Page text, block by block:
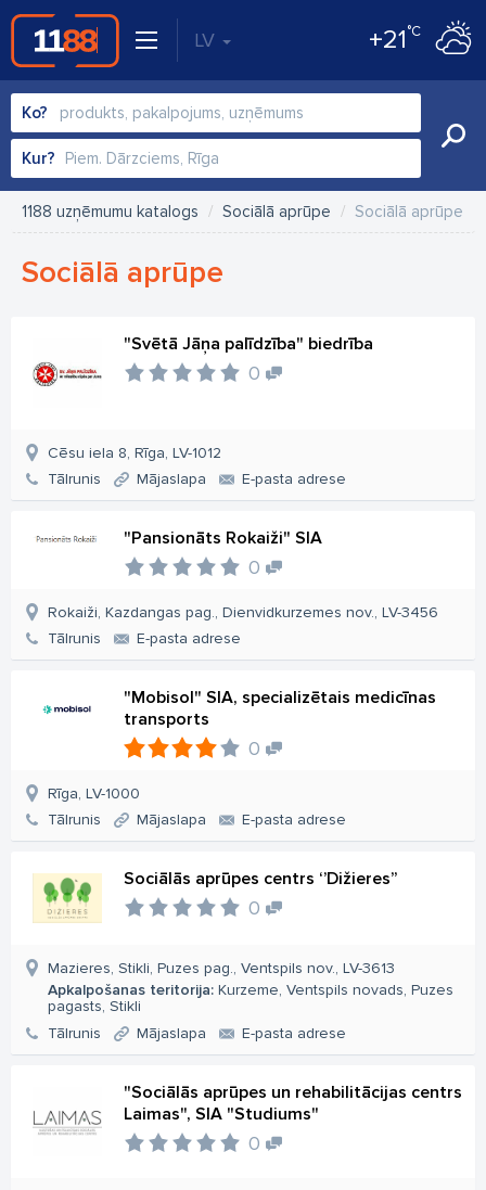
LV +21°C
Ko?
Kur?
1188 uzņēmumu katalogs Sociālā aprūpe Sociālā aprūpe
Sociālā aprūpe
"Svētā Jāņa palīdzība" biedrība
0
Cēsu iela 8, Rīga, LV-1012
Tālrunis
Mājaslapa E-pasta adrese
"Pansionāts Rokaiži" SIA
0
Rokaiži, Kazdangas pag., Dienvidkurzemes nov., LV-3456
Tālrunis
E-pasta adrese
"Mobisol" SIA, specializētais medicīnas
transports
0
Rīga, LV-1000
Tālrunis
Mājaslapa E-pasta adrese
Sociālās aprūpes centrs ‘’Dižieres’’
0
Mazieres, Stikli, Puzes pag., Ventspils nov., LV-3613
Apkalpošanas teritorija: Kurzeme, Ventspils novads, Puzes
pagasts, Stikli
Tālrunis
Mājaslapa E-pasta adrese
"Sociālās aprūpes un rehabilitācijas centrs
Laimas", SIA "Studiums"
0